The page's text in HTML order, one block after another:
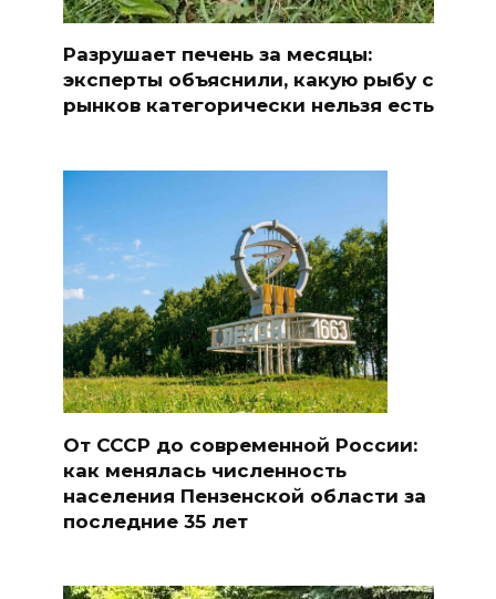
Разрушает печень за месяцы:
эксперты объяснили, какую рыбу с
рынков категорически нельзя есть
От СССР до современной России:
как менялась численность
населения Пензенской области за
последние 35 лет